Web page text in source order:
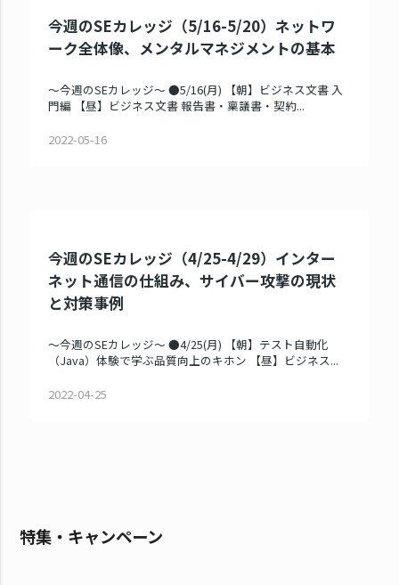
今週のSEカレッジ（5/16-5/20）ネットワ
ーク全体像、メンタルマネジメントの基本
～今週のSEカレッジ～ ●5/16(月) 【朝】ビジネス文書 入
門編 【昼】ビジネス文書 報告書・稟議書・契約...
2022-05-16
今週のSEカレッジ（4/25-4/29）インター
ネット通信の仕組み、サイバー攻撃の現状
と対策事例
～今週のSEカレッジ～ ●4/25(月) 【朝】テスト自動化
（Java）体験で学ぶ品質向上のキホン 【昼】ビジネス...
2022-04-25
特集・キャンペーン